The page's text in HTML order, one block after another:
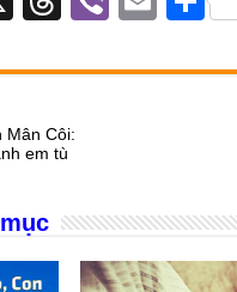
e
d
er ail
Mân Côi:
em tù